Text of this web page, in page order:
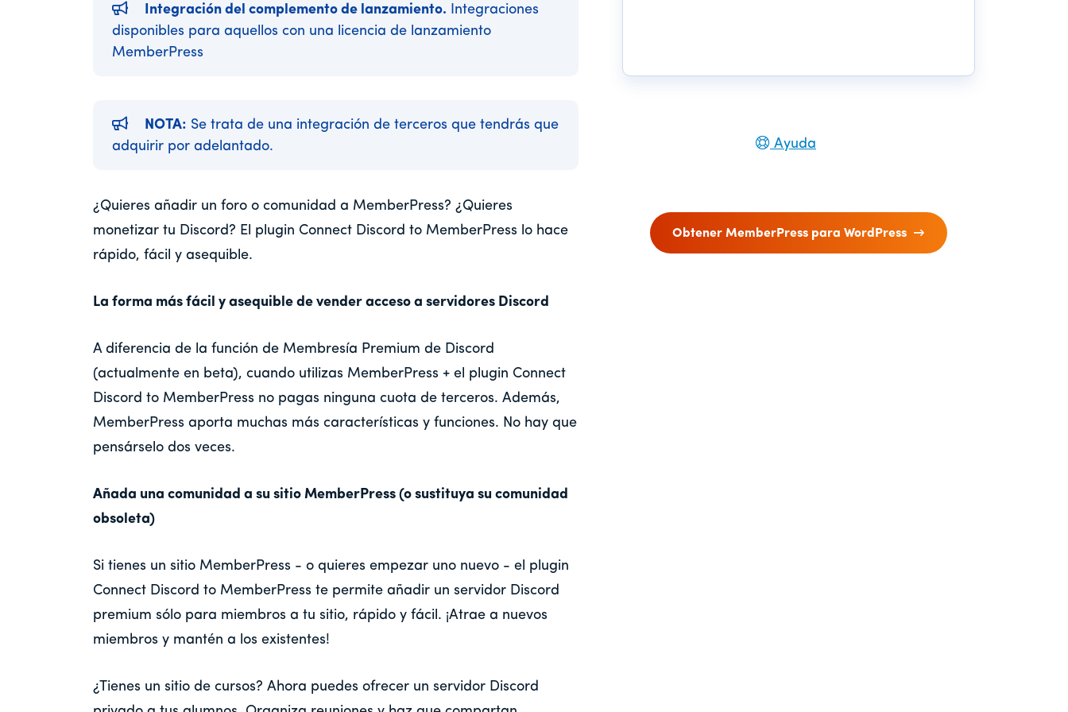
Integración del complemento de lanzamiento. Integraciones
disponibles para aquellos con una licencia de lanzamiento
MemberPress
NOTA: Se trata de una integración de terceros que tendrás que
adquirir por adelantado.
¿Quieres añadir un foro o comunidad a MemberPress? ¿Quieres
monetizar tu Discord? El plugin Connect Discord to MemberPress lo hace
rápido, fácil y asequible.
La forma más fácil y asequible de vender acceso a servidores Discord
A diferencia de la función de Membresía Premium de Discord
(actualmente en beta), cuando utilizas MemberPress + el plugin Connect
Discord to MemberPress no pagas ninguna cuota de terceros. Además,
MemberPress aporta muchas más características y funciones. No hay que
pensárselo dos veces.
Añada una comunidad a su sitio MemberPress (o sustituya su comunidad
obsoleta)
Si tienes un sitio MemberPress - o quieres empezar uno nuevo - el plugin
Connect Discord to MemberPress te permite añadir un servidor Discord
premium sólo para miembros a tu sitio, rápido y fácil. ¡Atrae a nuevos
miembros y mantén a los existentes!
¿Tienes un sitio de cursos? Ahora puedes ofrecer un servidor Discord
Ayuda
Obtener MemberPress para WordPress